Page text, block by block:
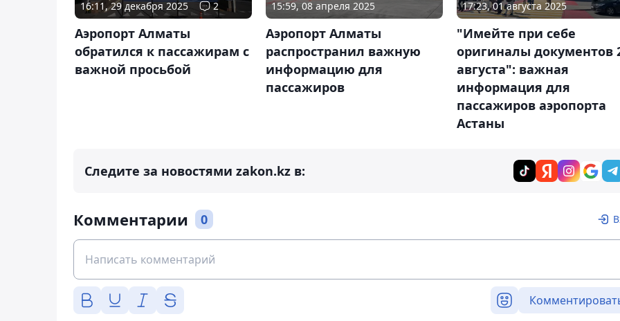
16:11, 29 декабря 2025 2
Аэропорт Алматы
обратился к пассажирам с
важной просьбой
15:59, 08 апреля 2025
Аэропорт Алматы
распространил важную
информацию для
пассажиров
17:23, 01 августа 2025
"Имейте при себе
оригиналы документов
августа": важная
информация для
пассажиров аэропорта
Астаны
Следите за новостями zakon.kz в:
Комментарии 0